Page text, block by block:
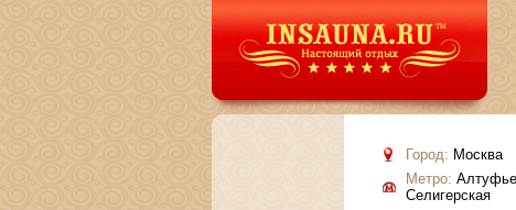
Город: Москва
Метро:
Селигерская